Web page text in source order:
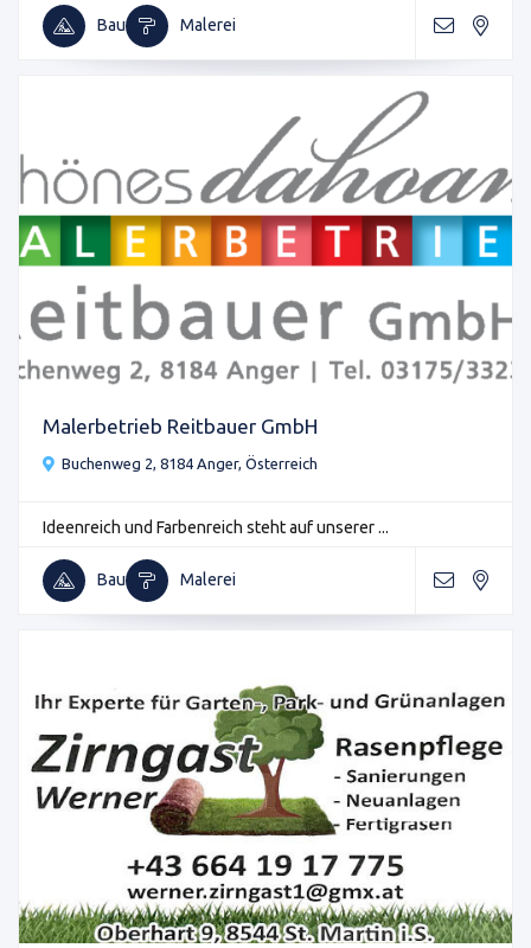
Bau Malerei
Malerbetrieb Reitbauer GmbH
Buchenweg 2, 8184 Anger, Österreich
Ideenreich und Farbenreich steht auf unserer ...
Bau Malerei